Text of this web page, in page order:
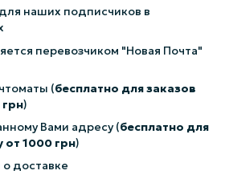
наших подписчиков в
перевозчиком "Новая Почта"
(бесплатно для заказов
)
Вами адресу (бесплатно для
от 1000 грн)
доставке